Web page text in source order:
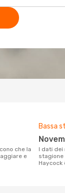
e
Bassa
I dati dei nostri clienti ci dicono che la
stagione
Haycock